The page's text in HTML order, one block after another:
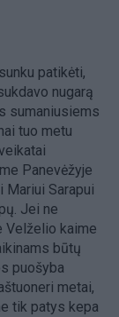
patikėti,
nugarą
sumaniusiems
tuo metu
Panevėžyje
Mariui Sarapui
Jei ne
Velželio kaime
būtų
puošyba
metai,
tik patys kepa